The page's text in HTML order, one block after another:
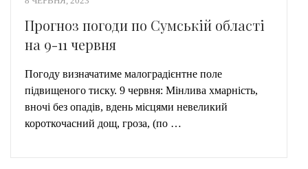
Прогноз погоди по Сумській області
на 9-11 червня
Погоду визначатиме малоградієнтне поле
підвищеного тиску. 9 червня: Мінлива хмарність,
вночі без опадів, вдень місцями невеликий
короткочасний дощ, гроза, (по …